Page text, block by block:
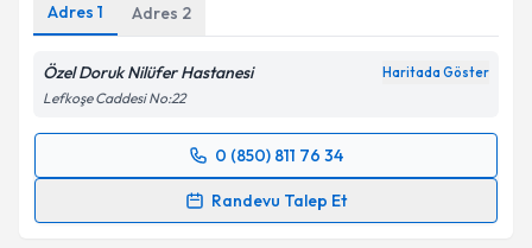
Adres 1 Adres 2
Özel Doruk Nilüfer Hastanesi Haritada Göster
Lefkoşe Caddesi No:22
0 (850) 811 76 34
Randevu Talep Et
Randevu Takvimi Talebi